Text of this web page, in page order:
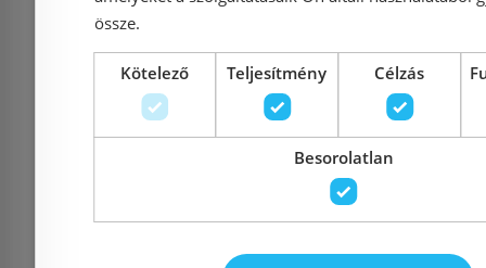
Ferro Rondo zuhanyszett
NP21
össze.
Kötelező Teljesítmény Célzás
Besorolatlan